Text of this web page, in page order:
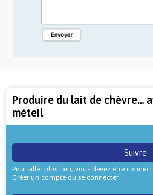
Produire du lait de chèvre…
méteil
Suivre
Pour aller plus loin, vous devez être
Créer un compte ou se connecter